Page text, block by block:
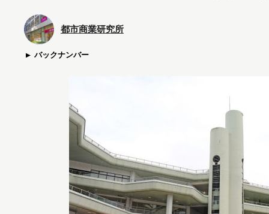
都市商業研究所
バックナンバー